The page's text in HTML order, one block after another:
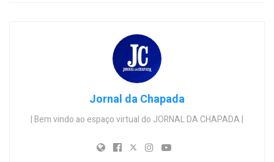
Jornal da Chapada
| Bem vindo ao espaço virtual do JORNAL DA CHAPADA |